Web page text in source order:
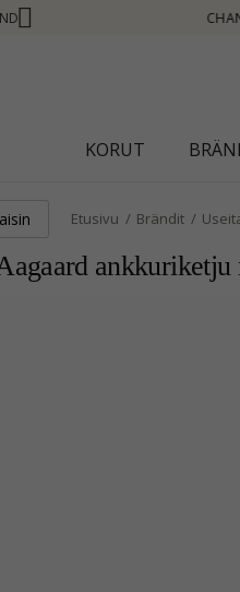
KATSO LISÄÄ - NAPSAUTA TÄSTÄ
KORUT
Etusivu Brändit
ankkuriketju